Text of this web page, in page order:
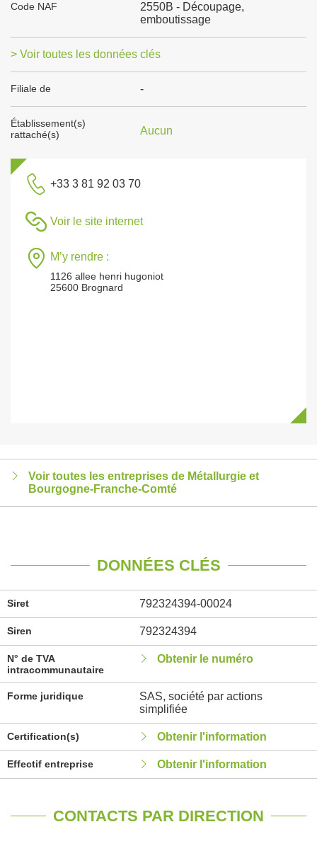
Code NAF
2550B - Découpage,
emboutissage
> Voir toutes les données clés
Filiale de -
Établissement(s)
rattaché(s)
Aucun
+33 3 81 92 03 70
Voir le site internet
M’y rendre :
1126 allee henri hugoniot
25600 Brognard
Voir toutes les entreprises de Métallurgie et
Bourgogne-Franche-Comté
DONNÉES CLÉS
Siret 792324394-00024
Siren 792324394
N° de TVA
intracommunautaire
Obtenir le numéro
Forme juridique
SAS, société par actions
simplifiée
Certification(s) Obtenir l'information
Effectif entreprise Obtenir l'information
CONTACTS PAR DIRECTION